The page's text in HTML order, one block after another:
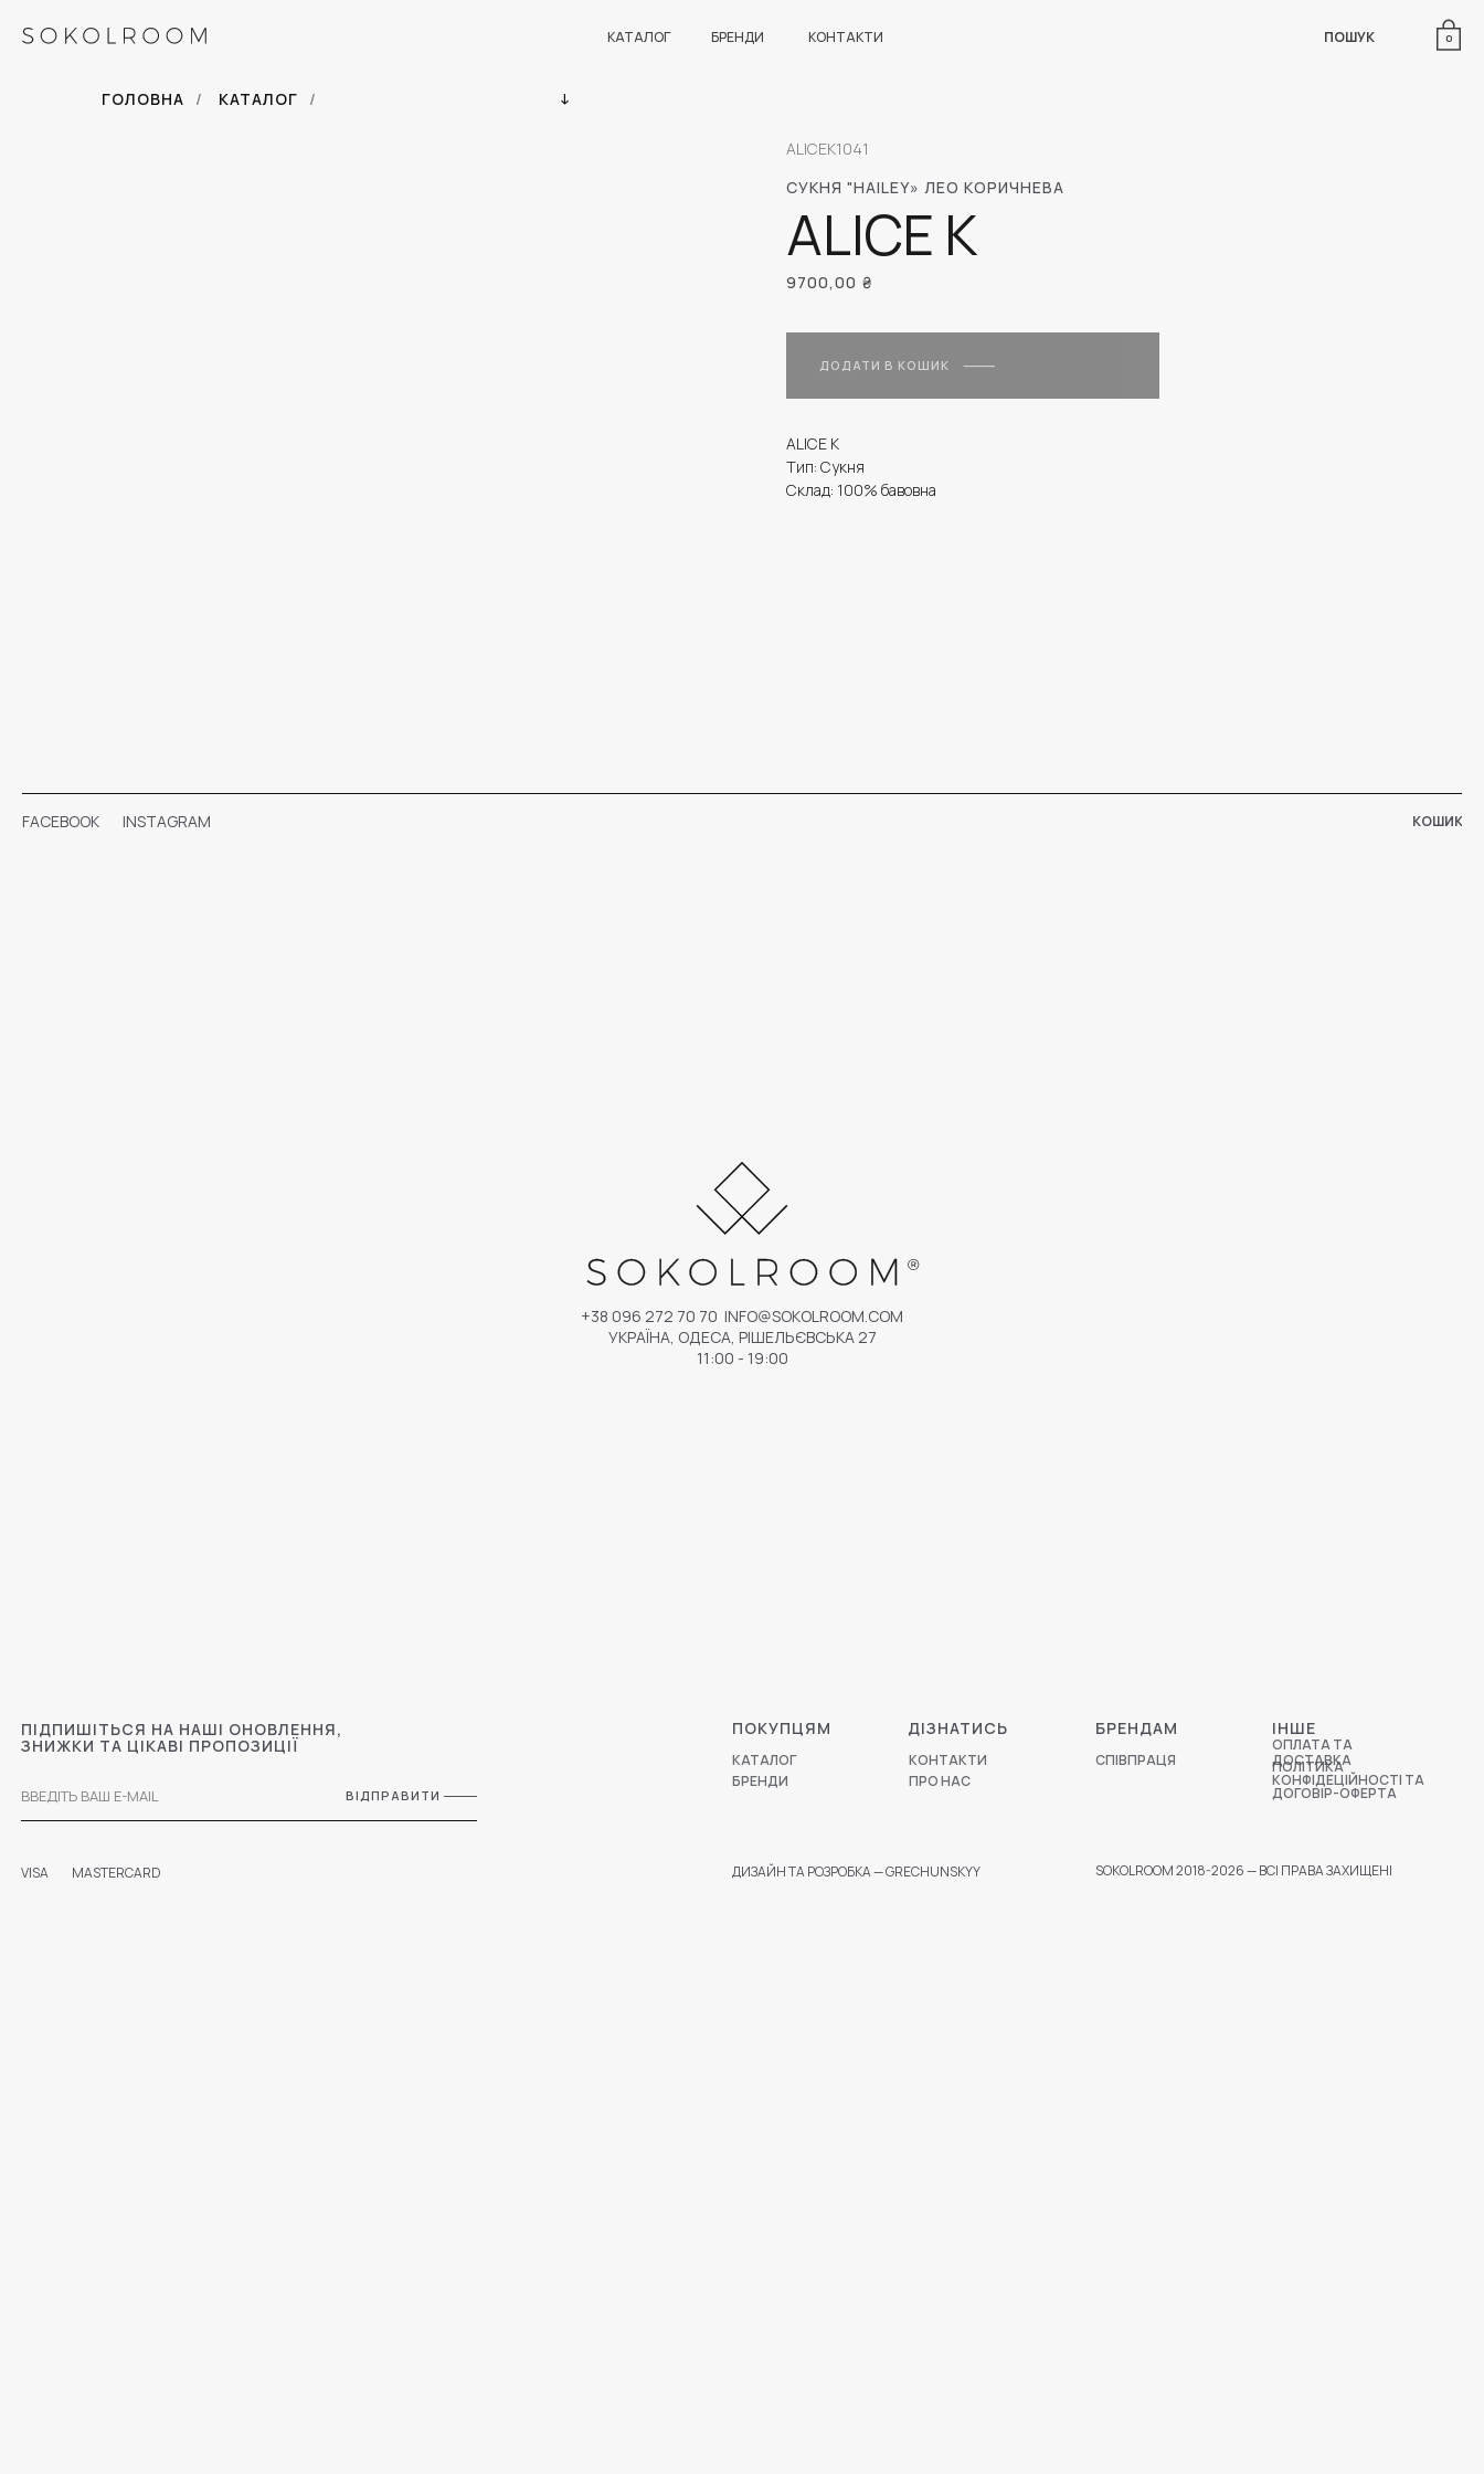
КАТАЛОГ БРЕНДИ КОНТАКТИ ПОШУК 0
ГОЛОВНА / КАТАЛОГ /
СУКНЯ "HAILEY» ЛЕО КОРИЧНЕВА
ALICE K
ALICEK1041
9700,00 ₴
ДОДАТИ В КОШИК
ALICE K
Тип: Сукня
Склад: 100% бавовна
FACEBOOK КОШИК
ВІДПРАВИТИ
ПІДПИШІТЬСЯ НА НАШІ ОНОВЛЕННЯ,
ЗНИЖКИ ТА ЦІКАВІ ПРОПОЗИЦІЇ
СПІВПРАЦЯ
БРЕНДАМ
ПРО НАС
ДІЗНАТИСЬ
КОНТАКТИ
ОПЛАТА ТА
ДОСТАВКА
ПОЛІТИКА
КОНФІДЕЦІЙНОСТІ ТА
ДОГОВІР-ОФЕРТА
ІНШЕ
КАТАЛОГ
БРЕНДИ
ПОКУПЦЯМ
+38 096 272 70 70 INFO@SOKOLROOM.COM
УКРАЇНА, ОДЕСА, РІШЕЛЬЄВСЬКА 27
11:00 - 19:00
VISA SOKOLROOM 2018-2026 — ВСІ ПРАВА ЗАХИЩЕНІ
ДИЗАЙН ТА РОЗРОБКА — GRECHUNSKYY
INSTAGRAM
MASTERCARD